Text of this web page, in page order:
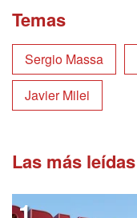
Temas
Sergio Massa
Javier Milei
Las más leídas